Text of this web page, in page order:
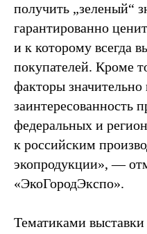
получить „зеленый“
гарантированно
и к которому всегда
покупателей. Кроме
факторы
заинтересованность
федеральных и
к российским
экопродукции», —
«ЭкоГородЭкспо».
Тематиками